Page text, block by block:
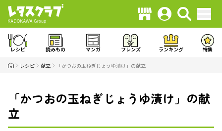
レシピ 読みもの マンガ フレンズ ランキング 特集
レシピ 献立 「かつおの玉ねぎじょうゆ漬け」の献立
「かつおの玉ねぎじょうゆ漬け」の献
立